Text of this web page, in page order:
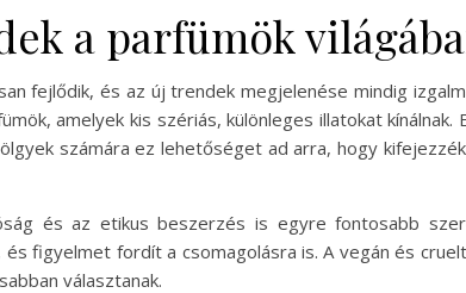
a parfümök
fejlődik, és az új trendek megjelenése mindig
amelyek kis szériás, különleges illatokat
számára ez lehetőséget ad arra, hogy
és az etikus beszerzés is egyre fontosabb
és figyelmet fordít a csomagolásra is. A vegán és
választanak.